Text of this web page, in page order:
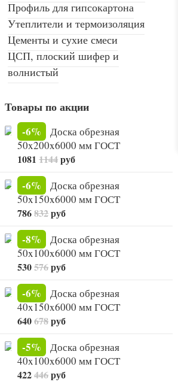
Профиль для гипсокартона
Утеплители и термоизоляция
Цементы и сухие смеси
ЦСП, плоский шифер и
волнистый
Товары по акции
-6%
Доска обрезная
50x200x6000 мм ГОСТ
10811144руб
-6%
Доска обрезная
50x150x6000 мм ГОСТ
786832руб
-8%
Доска обрезная
50x100x6000 мм ГОСТ
530576руб
-6%
Доска обрезная
40x150x6000 мм ГОСТ
640678руб
-5%
Доска обрезная
40x100x6000 мм ГОСТ
422446руб